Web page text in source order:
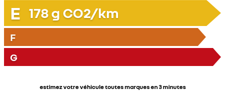
E 178 g CO2/km
F
G
estimez votre véhicule toutes marques en 3 minutes